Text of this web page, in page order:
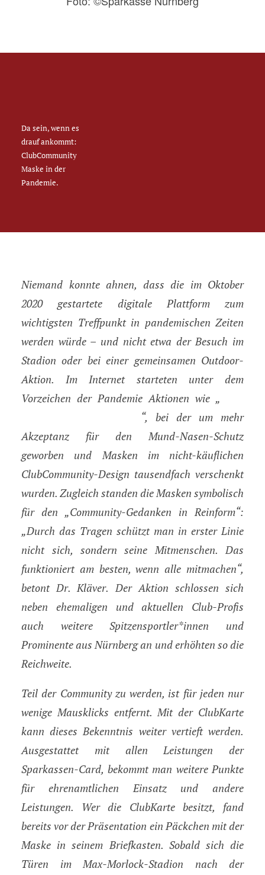
Da sein, wenn es
drauf ankommt:
ClubCommunity
Maske in der
Pandemie.
Niemand konnte ahnen, dass die im Oktober
2020 gestartete digitale Plattform zum
wichtigsten Treffpunkt in pandemischen Zeiten
werden würde – und nicht etwa der Besuch im
Stadion oder bei einer gemeinsamen Outdoor-
Aktion. Im Internet starteten unter dem
Vorzeichen der Pandemie Aktionen wie „
“, bei der um mehr
Akzeptanz für den Mund-Nasen-Schutz
geworben und Masken im nicht-käuflichen
ClubCommunity-Design tausendfach verschenkt
wurden. Zugleich standen die Masken symbolisch
für den „Community-Gedanken in Reinform“:
„Durch das Tragen schützt man in erster Linie
nicht sich, sondern seine Mitmenschen. Das
funktioniert am besten, wenn alle mitmachen“,
betont Dr. Kläver. Der Aktion schlossen sich
neben ehemaligen und aktuellen Club-Profis
auch weitere Spitzensportler*innen und
Prominente aus Nürnberg an und erhöhten so die
Reichweite.
Teil der Community zu werden, ist für jeden nur
wenige Mausklicks entfernt. Mit der ClubKarte
kann dieses Bekenntnis weiter vertieft werden.
Ausgestattet mit allen Leistungen der
Sparkassen-Card, bekommt man weitere Punkte
für ehrenamtlichen Einsatz und andere
Leistungen. Wer die ClubKarte besitzt, fand
bereits vor der Präsentation ein Päckchen mit der
Maske in seinem Briefkasten. Sobald sich die
Türen im Max-Morlock-Stadion nach der